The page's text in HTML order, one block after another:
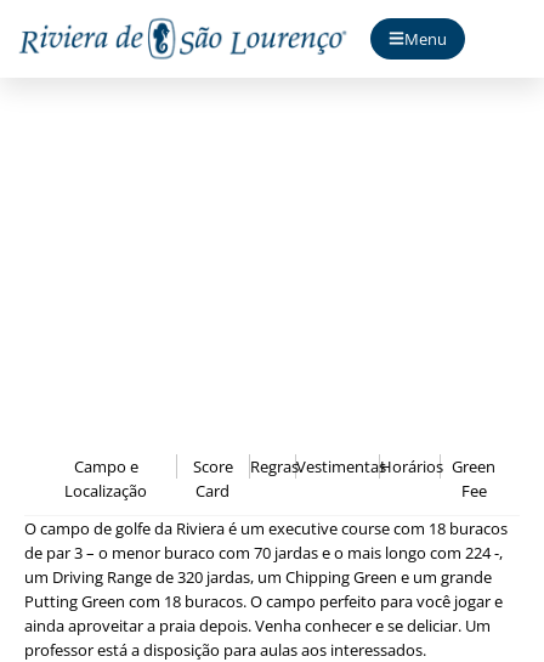
Menu
Campo e
Localização
Score
Card
RegrasVestimentasHorários Green
Fee
O campo de golfe da Riviera é um executive course com 18 buracos
de par 3 – o menor buraco com 70 jardas e o mais longo com 224 -,
um Driving Range de 320 jardas, um Chipping Green e um grande
Putting Green com 18 buracos. O campo perfeito para você jogar e
ainda aproveitar a praia depois. Venha conhecer e se deliciar. Um
professor está a disposição para aulas aos interessados.